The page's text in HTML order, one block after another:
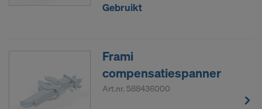
Gebruikt
Frami
compensatiespanner
Art.nr. 588436000